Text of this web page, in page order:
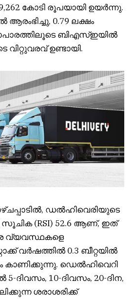
കോടി രൂപയായി ഉയർന്നു.
ആരംഭിച്ചു, 0.79 ലക്ഷം
ബിഎസ്ഇയിൽ
വിറ്റുവരവ് ഉണ്ടായി.
ഡൽഹിവെരിയുടെ
(RSI) 52.6 ആണ്, ഇത്
വ്യവസ്ഥകളെ
വർഷത്തിൽ 0.3 ബീറ്റയിൽ
കാണിക്കുന്നു. ഡെൽഹിവെറി
ദിവസം, 10-ദിവസം, 20-ദിന,
ശരാശരിക്ക്